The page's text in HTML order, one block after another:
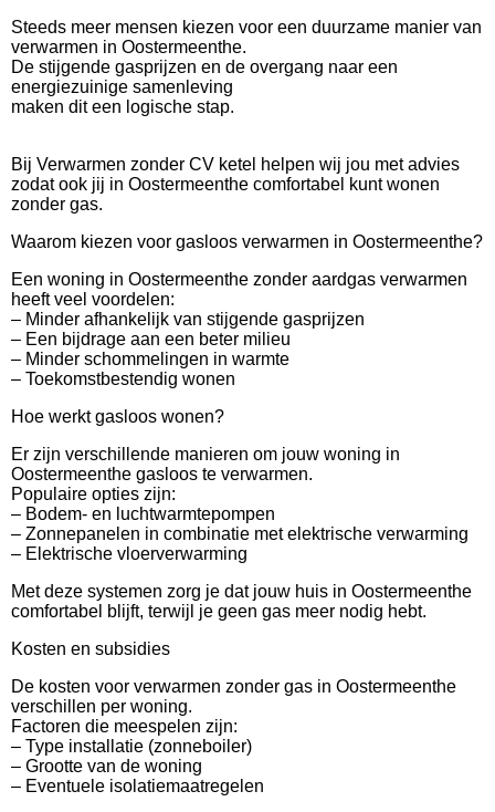
Steeds meer mensen kiezen voor een duurzame manier van
verwarmen in Oostermeenthe.
De stijgende gasprijzen en de overgang naar een
energiezuinige samenleving
maken dit een logische stap.
Bij Verwarmen zonder CV ketel helpen wij jou met advies
zodat ook jij in Oostermeenthe comfortabel kunt wonen
zonder gas.
Waarom kiezen voor gasloos verwarmen in Oostermeenthe?
Een woning in Oostermeenthe zonder aardgas verwarmen
heeft veel voordelen:
– Minder afhankelijk van stijgende gasprijzen
– Een bijdrage aan een beter milieu
– Minder schommelingen in warmte
– Toekomstbestendig wonen
Hoe werkt gasloos wonen?
Er zijn verschillende manieren om jouw woning in
Oostermeenthe gasloos te verwarmen.
Populaire opties zijn:
– Bodem- en luchtwarmtepompen
– Zonnepanelen in combinatie met elektrische verwarming
– Elektrische vloerverwarming
Met deze systemen zorg je dat jouw huis in Oostermeenthe
comfortabel blijft, terwijl je geen gas meer nodig hebt.
Kosten en subsidies
De kosten voor verwarmen zonder gas in Oostermeenthe
verschillen per woning.
Factoren die meespelen zijn:
– Type installatie (zonneboiler)
– Grootte van de woning
– Eventuele isolatiemaatregelen